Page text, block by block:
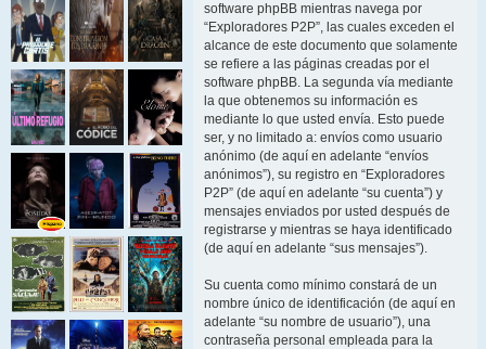
software phpBB mientras navega por
“Exploradores P2P”, las cuales exceden el
alcance de este documento que solamente
se refiere a las páginas creadas por el
software phpBB. La segunda vía mediante
la que obtenemos su información es
mediante lo que usted envía. Esto puede
ser, y no limitado a: envíos como usuario
anónimo (de aquí en adelante “envíos
anónimos”), su registro en “Exploradores
P2P” (de aquí en adelante “su cuenta”) y
mensajes enviados por usted después de
registrarse y mientras se haya identificado
(de aquí en adelante “sus mensajes”).
Su cuenta como mínimo constará de un
nombre único de identificación (de aquí en
adelante “su nombre de usuario”), una
contraseña personal empleada para la